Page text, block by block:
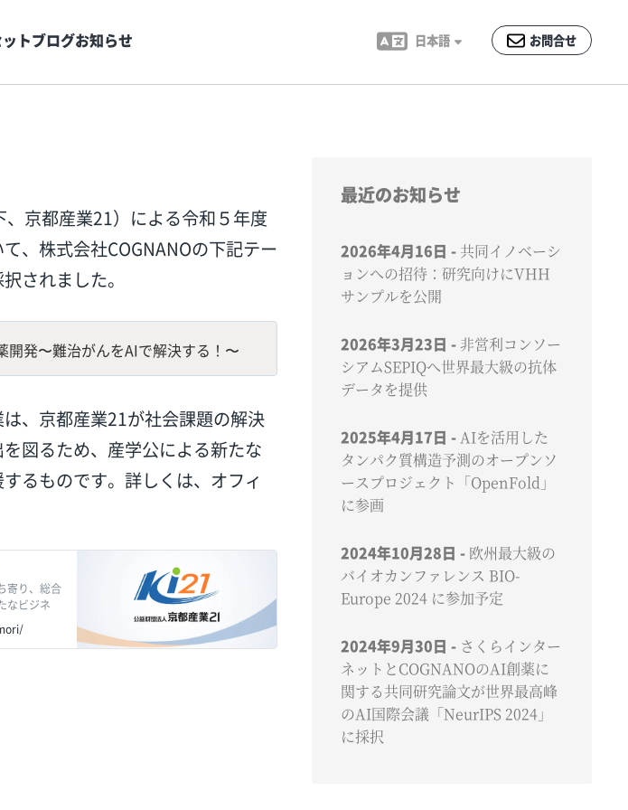
トブログお知らせ 日本語 お問合せ
京都産業21）による令和５年度
、株式会社COGNANOの下記テー
されました。
開発〜難治がんをAIで解決する！〜
、京都産業21が社会課題の解決
図るため、産学公による新たな
るものです。詳しくは、オフィ
寄り、総合
なビジネ
最近のお知らせ
2026年4月16日
共同イノベーシ
ョンへの招待：研究向けにVHH
サンプルを公開
2026年3月23日
非営利コンソー
シアムSEPIQへ世界最大級の抗体
データを提供
2025年4月17日
AIを活用した
タンパク質構造予測のオープンソ
ースプロジェクト「OpenFold」
に参画
2024年10月28日
欧州最大級の
バイオカンファレンス BIO-
Europe 2024 に参加予定
2024年9月30日
さくらインター
ネットとCOGNANOのAI創薬に
関する共同研究論文が世界最高峰
のAI国際会議「NeurIPS 2024」
に採択